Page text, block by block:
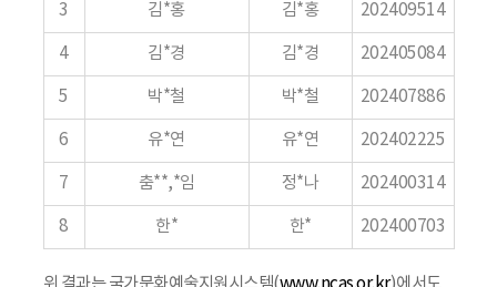
3 김*홍 김*홍 202409514
4 김*경 김*경 202405084
5 박*철 박*철 202407886
6 유*연 유*연 202402225
7 춤**,*임 정*나 202400314
8 한* 한* 202400703